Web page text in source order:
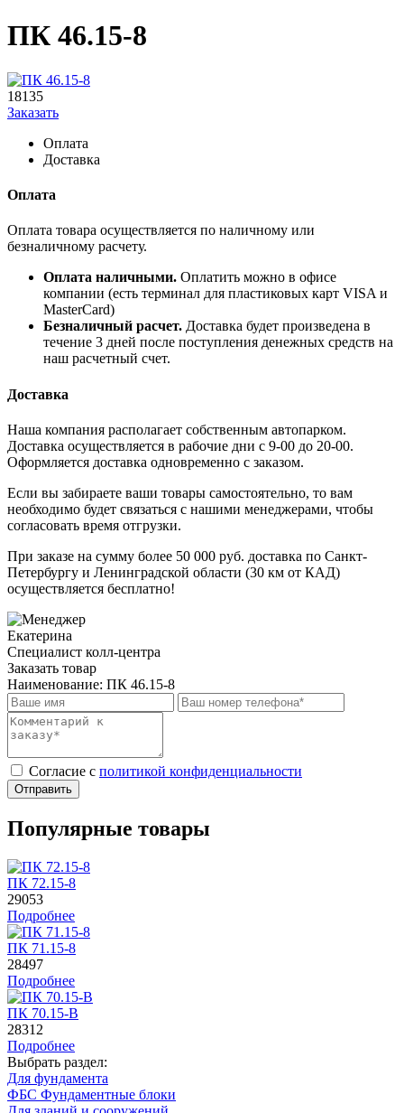
ПК 46.15-8
18135
Заказать
Оплата
Доставка
Оплата
Оплата товара осуществляется по наличному или
безналичному расчету.
Оплата наличными. Оплатить можно в офисе
компании (есть терминал для пластиковых карт VISA и
MasterCard)
Безналичный расчет. Доставка будет произведена в
течение 3 дней после поступления денежных средств на
наш расчетный счет.
Доставка
Наша компания располагает собственным автопарком.
Доставка осуществляется в рабочие дни с 9-00 до 20-00.
Оформляется доставка одновременно с заказом.
Если вы забираете ваши товары самостоятельно, то вам
необходимо будет связаться с нашими менеджерами, чтобы
согласовать время отгрузки.
При заказе на сумму более 50 000 руб. доставка по Санкт-
Петербургу и Ленинградской области (30 км от КАД)
осуществляется бесплатно!
Екатерина
Специалист колл-центра
Заказать товар
Наименование: ПК 46.15-8
Cогласие с политикой конфиденциальности
Отправить
Популярные товары
ПК 72.15-8
29053
Подробнее
ПК 71.15-8
28497
Подробнее
ПК 70.15-B
28312
Подробнее
Выбрать раздел:
Для фундамента
ФБС Фундаментные блоки